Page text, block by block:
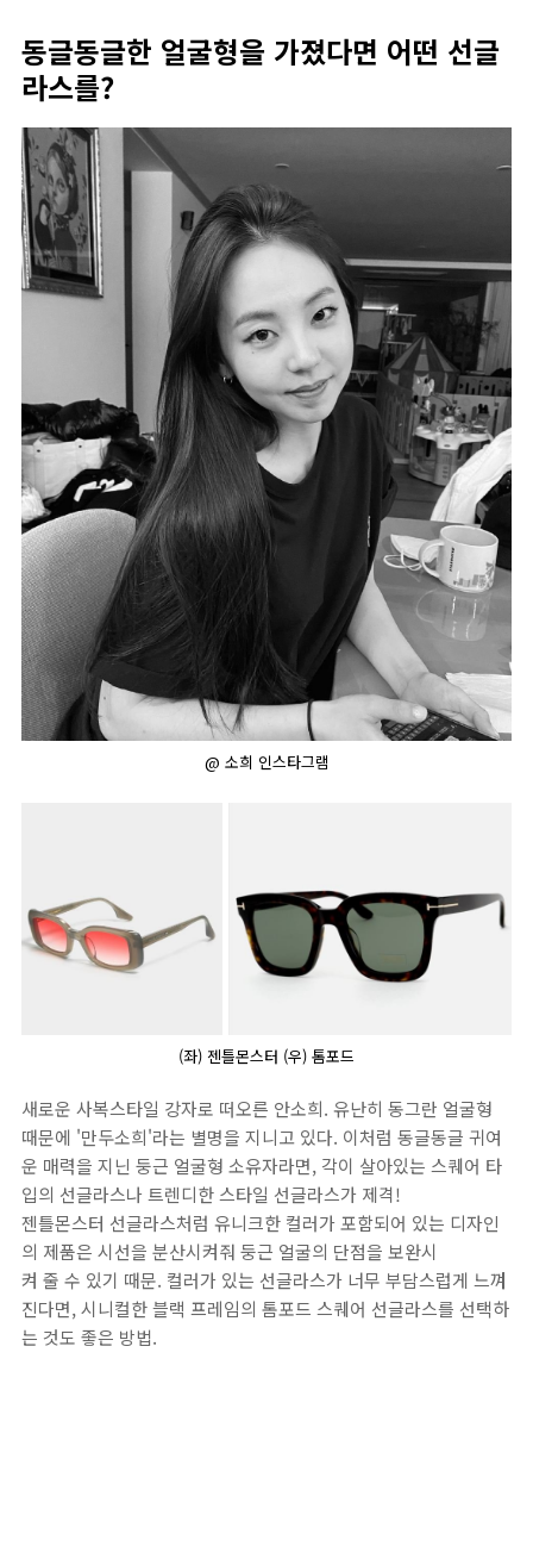
동글동글한 얼굴형을 가졌다면 어떤 선글
라스를?
@ 소희 인스타그램
(좌) 젠틀몬스터 (우) 톰포드
새로운 사복스타일 강자로 떠오른 안소희. 유난히 동그란 얼굴형
때문에 '만두소희'라는 별명을 지니고 있다. 이처럼 동글동글 귀여
운 매력을 지닌 둥근 얼굴형 소유자라면, 각이 살아있는 스퀘어 타
입의 선글라스나 트렌디한 스타일 선글라스가 제격!
젠틀몬스터 선글라스처럼 유니크한 컬러가 포함되어 있는 디자인
의 제품은 시선을 분산시켜줘 둥근 얼굴의 단점을 보완시
켜 줄 수 있기 때문. 컬러가 있는 선글라스가 너무 부담스럽게 느껴
진다면, 시니컬한 블랙 프레임의 톰포드 스퀘어 선글라스를 선택하
는 것도 좋은 방법.